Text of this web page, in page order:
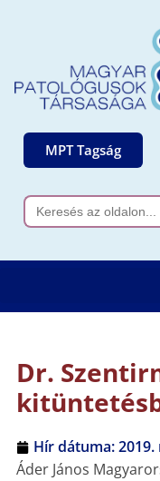
MPT Tagság
Search
for:
Dr.
Hír dátuma:2019.
Áder János